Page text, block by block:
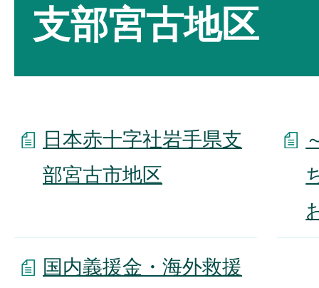
支部宮古地区
日本赤十字社岩手県支
部宮古市地区
国内義援金・海外救援